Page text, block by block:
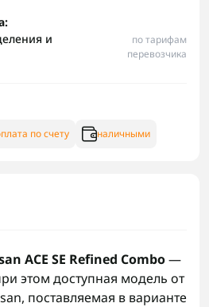
и
по тарифам
перевозчика
по счету наличными
ACE SE Refined Combo—
этом доступная модель от
поставляемая в варианте